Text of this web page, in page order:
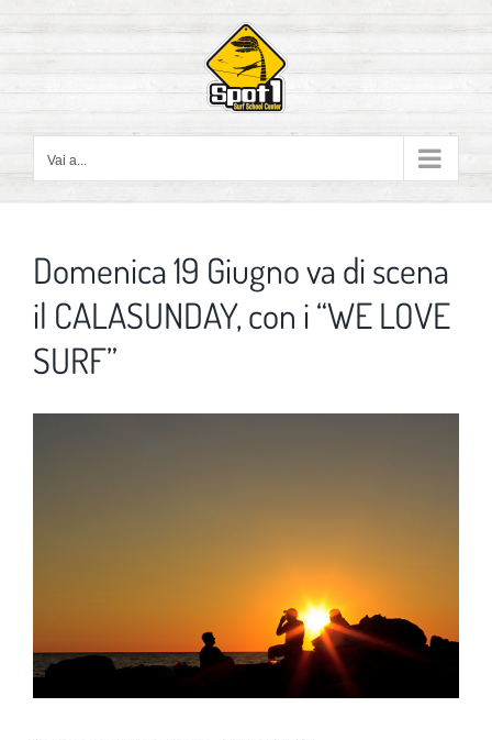
contenuto
Vai a...
Domenica 19 Giugno va di scena
il CALASUNDAY, con i “WE LOVE
SURF”